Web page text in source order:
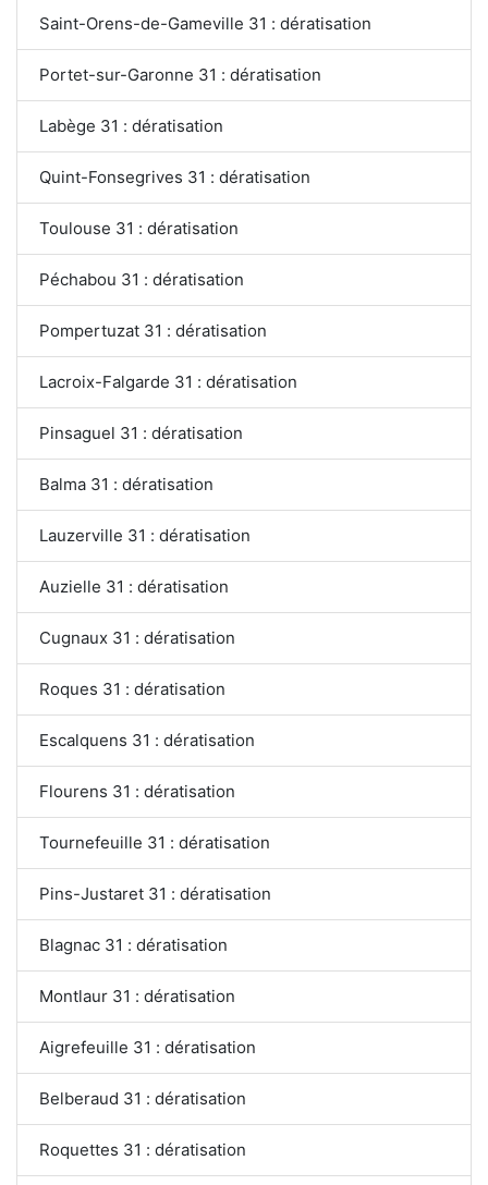
Saint-Orens-de-Gameville 31 : dératisation
Portet-sur-Garonne 31 : dératisation
Labège 31 : dératisation
Quint-Fonsegrives 31 : dératisation
Toulouse 31 : dératisation
Péchabou 31 : dératisation
Pompertuzat 31 : dératisation
Lacroix-Falgarde 31 : dératisation
Pinsaguel 31 : dératisation
Balma 31 : dératisation
Lauzerville 31 : dératisation
Auzielle 31 : dératisation
Cugnaux 31 : dératisation
Roques 31 : dératisation
Escalquens 31 : dératisation
Flourens 31 : dératisation
Tournefeuille 31 : dératisation
Pins-Justaret 31 : dératisation
Blagnac 31 : dératisation
Montlaur 31 : dératisation
Aigrefeuille 31 : dératisation
Belberaud 31 : dératisation
Roquettes 31 : dératisation